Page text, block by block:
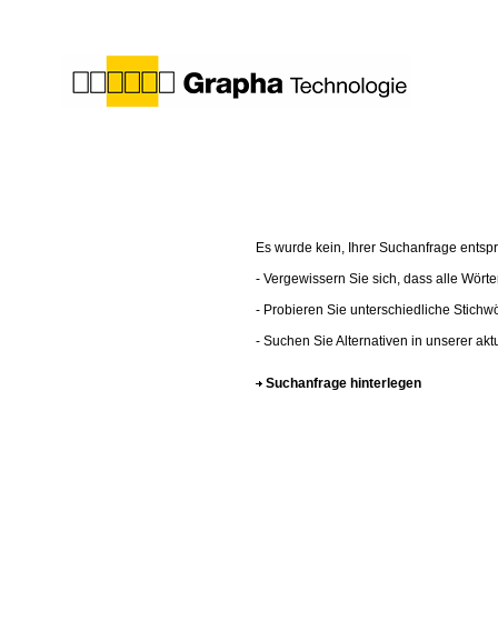
Es wurde kein, Ihrer Suchanfrage
- Vergewissern Sie sich, dass alle
- Probieren Sie unterschiedliche
- Suchen Sie Alternativen in unserer
Suchanfrage hinterlegen